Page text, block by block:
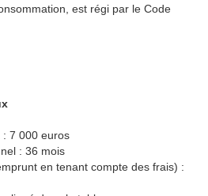
est régi par le Code
7 000 euros
: 36 mois
en tenant compte des frais) :